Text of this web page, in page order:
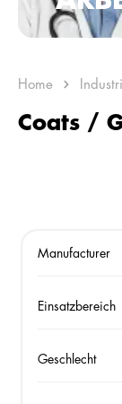
Home
Coats /
Manufacturer
Einsatzbereich
Geschlecht